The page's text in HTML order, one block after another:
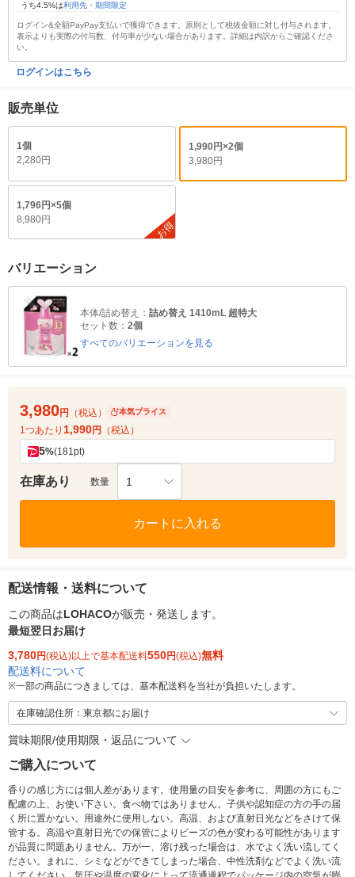
うち4.5%は利用先・期間限定
ログイン&全額PayPay支払いで獲得できます。原則として税抜金額に対し付与されます。
表示よりも実際の付与数、付与率が少ない場合があります。詳細は内訳からご確認くださ
い。
ログインはこちら
販売単位
1個
2,280円
1,990円×2個
3,980円
1,796円×5個
8,980円
お得
バリエーション
本体/詰め替え： 詰め替え 1410mL 超特大
セット数： 2個
すべてのバリエーションを見る
3,980円 （税込） 本気プライス
1つあたり 1,990円 （税込）
5%(181pt)
在庫あり 数量 1
カートに入れる
配送情報・送料について
この商品はLOHACOが販売・発送します。
最短翌日お届け
3,780円(税込)以上で基本配送料550円(税込)無料
配送料について
※一部の商品につきましては、基本配送料を当社が負担いたします。
在庫確認住所：東京都にお届け
賞味期限/使用期限・返品について
ご購入について
香りの感じ方には個人差があります。使用量の目安を参考に、周囲の方にもご
配慮の上、お使い下さい。食べ物ではありません。子供や認知症の方の手の届
く所に置かない。用途外に使用しない。高温、および直射日光などをさけて保
管する。高温や直射日光での保管によりビーズの色が変わる可能性があります
が品質に問題ありません。万が一、溶け残った場合は、水でよく洗い流してく
ださい。まれに、シミなどができてしまった場合、中性洗剤などでよく洗い流